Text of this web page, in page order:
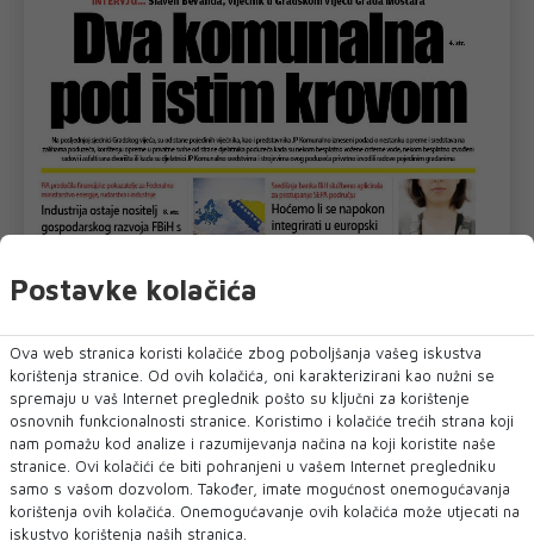
Postavke kolačića
Ova web stranica koristi kolačiće zbog poboljšanja vašeg iskustva
korištenja stranice. Od ovih kolačića, oni karakterizirani kao nužni se
spremaju u vaš Internet preglednik pošto su ključni za korištenje
osnovnih funkcionalnosti stranice. Koristimo i kolačiće trećih strana koji
nam pomažu kod analize i razumijevanja načina na koji koristite naše
stranice. Ovi kolačići će biti pohranjeni u vašem Internet pregledniku
samo s vašom dozvolom. Također, imate mogućnost onemogućavanja
korištenja ovih kolačića. Onemogućavanje ovih kolačića može utjecati na
iskustvo korištenja naših stranica.